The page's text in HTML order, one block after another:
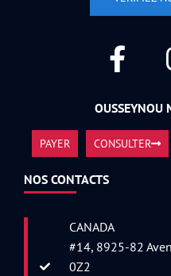
PAYER CONSULTER
NOS CONTACTS
CANADA
#14, 8925-82
0Z2